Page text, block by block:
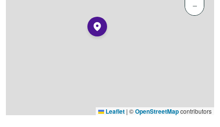
−
Leaflet | ©OpenStreetMapcontributors